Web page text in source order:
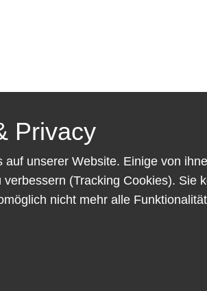
Privacy
auf unserer Website. Einige von
verbessern (Tracking Cookies). Sie
nicht mehr alle